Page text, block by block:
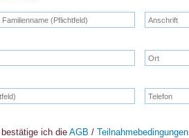
bestätige ich die AGB / Teilnahmebedingungen